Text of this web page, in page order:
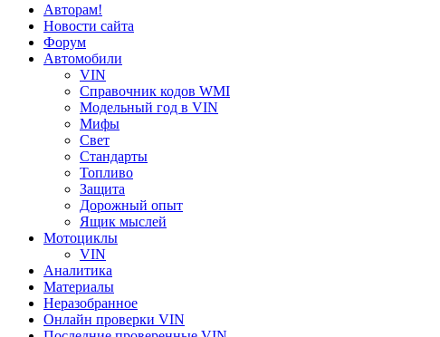
Авторам!
Новости сайта
Форум
Автомобили
VIN
Справочник кодов WMI
Модельный год в VIN
Мифы
Свет
Стандарты
Топливо
Защита
Дорожный опыт
Ящик мыслей
Мотоциклы
VIN
Аналитика
Материалы
Неразобранное
Онлайн проверки VIN